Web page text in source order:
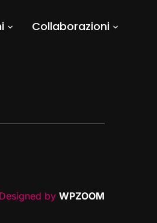
Collaborazioni
Designed by WPZOOM